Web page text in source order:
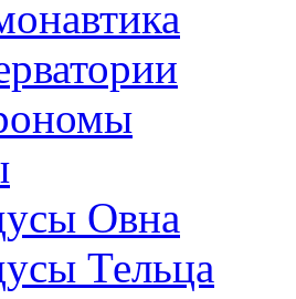
Овна
Тельца